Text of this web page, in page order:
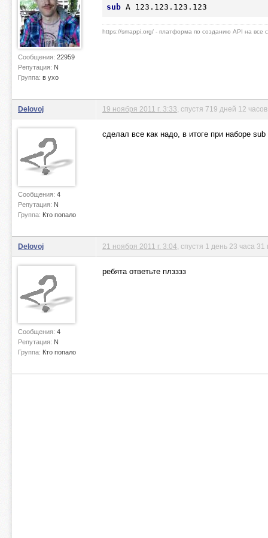
Сообщения: 22959
Репутация: N
Группа: в ухо
sub A 123.123.123.123
https://smappi.org/ - платформа по созданию API на все
Delovoj
Сообщения: 4
Репутация: N
Группа: Кто попало
19 ноября 2011 г. 3:33 , спустя 719 дней 12
сделал все как надо, в итоге при наборе
Delovoj
Сообщения: 4
Репутация: N
Группа: Кто попало
21 ноября 2011 г. 3:04 , спустя 1 день 23 часа 31
ребята ответьте плзззз